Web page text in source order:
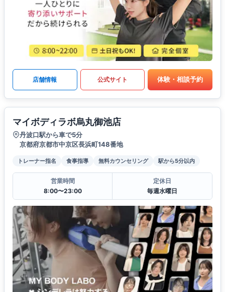
店舗情報 公式サイト 体験・相談予約
マイボディラボ烏丸御池店
丹波口駅から車で5分
京都府京都市中京区長浜町148番地
トレーナー指名 食事指導 無料カウンセリング 駅から5分以内
営業時間
8:00〜23:00
定休日
毎週水曜日